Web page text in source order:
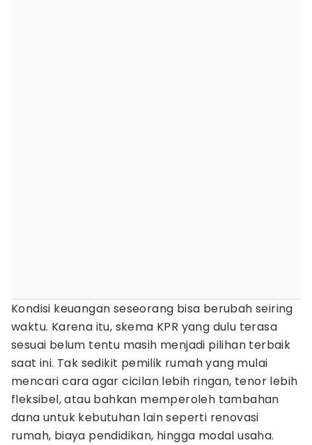
Kondisi keuangan seseorang bisa berubah seiring
waktu. Karena itu, skema KPR yang dulu terasa
sesuai belum tentu masih menjadi pilihan terbaik
saat ini. Tak sedikit pemilik rumah yang mulai
mencari cara agar cicilan lebih ringan, tenor lebih
fleksibel, atau bahkan memperoleh tambahan
dana untuk kebutuhan lain seperti renovasi
rumah, biaya pendidikan, hingga modal usaha.